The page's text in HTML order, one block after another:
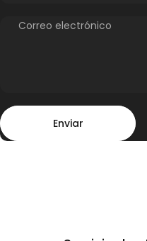
Correo electrónico
Enviar
Enviar